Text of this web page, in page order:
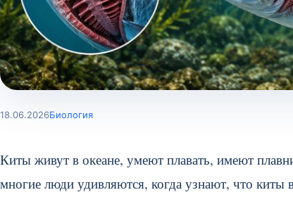
18.06.2026Биология
Киты живут в океане, умеют плавать, имеют
многие люди удивляются, когда узнают, что киты